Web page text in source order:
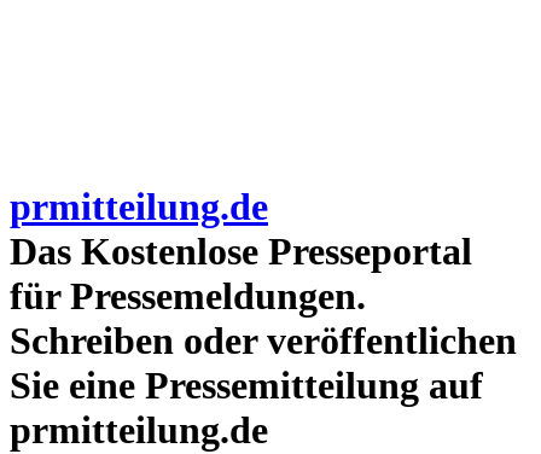
prmitteilung.de
Das Kostenlose Presseportal
für Pressemeldungen.
Schreiben oder veröffentlichen
Sie eine Pressemitteilung auf
prmitteilung.de